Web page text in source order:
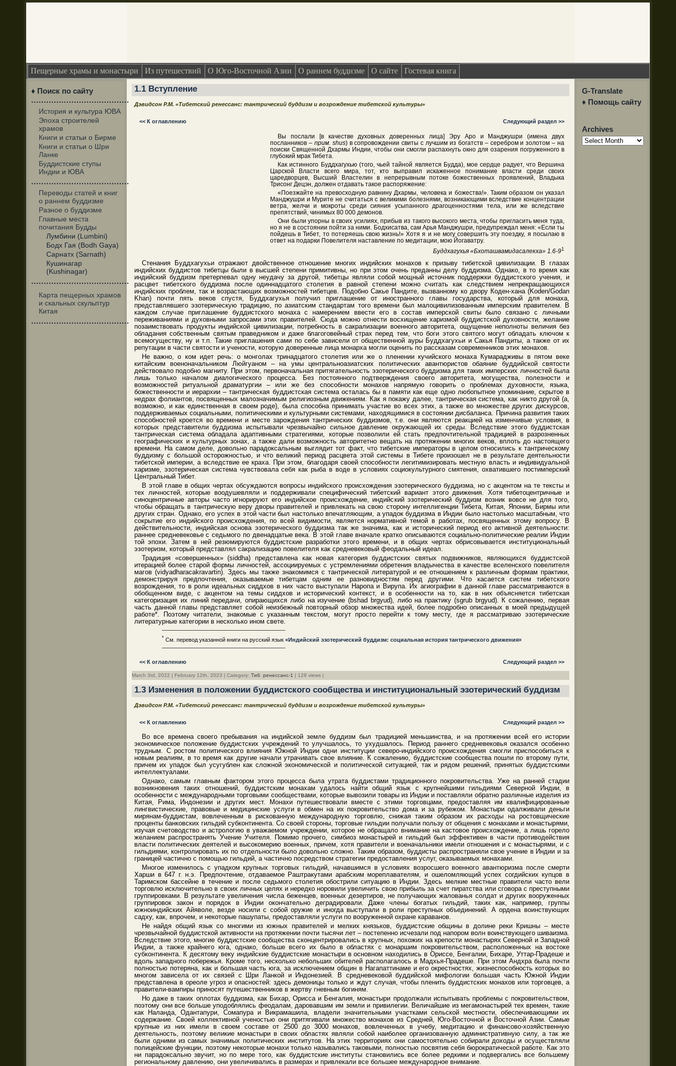
Пещерные храмы и монастыри Из путешествий О Юго-Восточной Азии О раннем буддизме О сайте Гостевая книга
♦ Поиск по сайту
·······································
История и культура ЮВА
Эпоха строителей
храмов
Книги и статьи о Бирме
Книги и статьи о Шри
Ланке
Буддистские ступы
Индии и ЮВА
·······································
Переводы статей и книг
о раннем буддизме
Разное о буддизме
Главные места
почитания Будды
Лумбини (Lumbini)
Бодх Гая (Bodh Gaya)
Сарнатх (Sarnath)
Кушинагар
(Kushinagar)
·······································
Карта пещерных храмов
и скальных скульптур
Китая
·······································
1.1 Вступление
Дэвидсон Р.М. «Тибетский ренессанс: тантрический буддизм и возрождение тибетской культуры»
<< К оглавлению Следующий раздел >>
Вы послали [в качестве духовных доверенных лица] Эру Аро и Манджушри (имена двух
посланников – прим. shus) в сопровождении свиты с лучшим из богатств – серебром и золотом – на
поиски Священной Дхармы Индии, чтобы они смогли распахнуть окно для озарения погруженного в
глубокий мрак Тибета.
Как истинного Буддхагухью (того, чьей тайной является Будда), мое сердце радует, что Вершина
Царской Власти всего мира, тот, кто выправил искаженное понимание власти среди своих
царедворцев, Высший Властелин в непрерывным потоке божественных проявлений, Владыка
Трисонг Децэн, должен отдавать такое распоряжение:
«Поезжайте на превосходную равнину Дхармы, человека и божества!». Таким образом он указал
Манджушри и Мурите не считаться с великими болезнями, возникающими вследствие концентрации
ветра, желчи и мокроты среди сияния усыпанного драгоценностями тела, или же вследствие
препятствий, чинимых 80 000 демонов.
Они были упорны в своих усилиях, прибыв из такого высокого места, чтобы пригласить меня туда,
но я не в состоянии пойти за ними. Бодхисатва, сам Арья Манджушри, предупреждал меня: «Если ты
пойдешь в Тибет, то потеряешь свою жизнь!» Хотя я и не могу совершить эту поездку, я посылаю в
ответ на подарки Повелителя наставление по медитации, мою Йогаватру.
Буддхагухья «Бхоташвамидасалекха» 1.6-91
Стенания Буддхагухьи отражают двойственное отношение многих индийских монахов к призыву тибетской цивилизации. В глазах
индийских буддистов тибетцы были в высшей степени примитивны, но при этом очень преданны делу буддизма. Однако, в то время как
индийский буддизм претерпевал одну неудачу за другой, тибетцы являли собой мощный источник поддержки буддистского учения, и
расцвет тибетского буддизма после одиннадцатого столетия в равной степени можно считать как следствием непрекращающихся
индийских проблем, так и возрастающих возможностей тибетцев. Подобно Сакье Пандите, вызванному ко двору Коден-хана (Koden/Godan
Khan) почти пять веков спустя, Буддхагухья получил приглашение от иностранного главы государства, который для монаха,
представлявшего эзотерическую традицию, по азиатским стандартам того времени был малоцивилизованным имперским правителем. В
каждом случае приглашение буддистского монаха с намерением ввести его в состав имперской свиты было связано с личными
переживаниями и духовными запросами этих правителей. Сюда можно отнести восхищение харизмой буддистской духовности, желание
позаимствовать продукты индийской цивилизации, потребность в сакрализации военного авторитета, ощущение неполноты величия без
обладания собственным святым праведником и даже благоговейный страх перед тем, что боги этого святого могут обладать ключом к
всемогуществу, ну и т.п. Такие приглашения сами по себе зависели от общественной ауры Буддхагухьи и Сакья Пандиты, а также от их
репутации в части святости и учености, которую доверенные лица монарха могли оценить по рассказам современников этих монахов.
Не важно, о ком идет речь: о монголах тринадцатого столетия или же о пленении кучийского монаха Кумарадживы в пятом веке
китайским военоначальником Люйгуаном – на умы центральноазиатских политических авантюристов обаяние буддийской святости
действовало подобно магниту. При этом, первоначальная притягательность эзотерического буддизма для таких имперских личностей была
лишь только началом диалогического процесса. Без постоянного подтверждения своего авторитета, могущества, полезности и
возможностей ритуальной драматургии – или же без способности монахов напрямую говорить о проблемах духовности, языка,
божественности и иерархии – тантрическая буддистская система осталась бы в памяти как еще одно любопытное упоминание, скрытое в
недрах фолиантов, посвященных малозначимым религиозным движениям. Как я покажу далее, тантрическая система, как никто другой (а,
возможно, и как единственная в своем роде), была способна принимать участие во всех этих, а также во множестве других дискурсов,
поддерживаемых социальными, политическими и культурными системами, находящимися в состоянии дисбаланса. Причина развития таких
способностей кроется во времени и месте зарождения тантрических буддизмов, т.е. они являются реакцией на изменчивые условия, в
которых представители буддизма испытывали чрезвычайно сильное давление окружающей их среды. Вследствие этого буддистская
тантрическая система обладала адаптивными стратегиями, которые позволили ей стать предпочтительной традицией в разрозненных
географических и культурных зонах, а также дали возможность авторитетно вещать на протяжении многих веков, вплоть до настоящего
времени. На самом деле, довольно парадоксальным выглядит тот факт, что тибетские императоры в целом относились к тантрическому
буддизму с большой осторожностью, и что великий период расцвета этой системы в Тибете произошел не в результате деятельности
тибетской империи, а вследствие ее краха. При этом, благодаря своей способности легитимизировать местную власть и индивидуальной
харизме, эзотерическая система чувствовала себя как рыба в воде в условиях социокультурного смятения, охватившего постимперский
Центральный Тибет.
В этой главе в общих чертах обсуждаются вопросы индийского происхождения эзотерического буддизма, но с акцентом на те тексты и
тех личностей, которые воодушевляли и поддерживали специфический тибетский вариант этого движения. Хотя тибетоцентричные и
синоцентричные авторы часто игнорируют его индийское происхождение, индийский эзотерический буддизм возник вовсе не для того,
чтобы обращать в тантрическую веру дворы правителей и привлекать на свою сторону интеллигенции Тибета, Китая, Японии, Бирмы или
других стран. Однако, его успех в этой части был настолько впечатляющим, а упадок буддизма в Индии было настолько масштабным, что
сокрытие его индийского происхождения, по всей видимости, является нормативной темой в работах, посвященных этому вопросу. В
действительности, индийская основа эзотерического буддизма так же значима, как и исторический период его активной деятельности:
раннее средневековье с седьмого по двенадцатые века. В этой главе вначале кратко описываются социально-политические реалии Индии
той эпохи. Затем в ней резюмируются буддистские разработки этого времени, и в общих чертах обрисовывается институциональный
эзотеризм, который представлял сакрализацию повелителя как средневековый феодальный идеал.
Традиция «совершенных» (siddha) представлена как новая категория буддистских святых подвижников, являющихся буддистской
итерацией более старой формы личностей, ассоциируемых с устремлениями обретения владычества в качестве вселенского повелителя
магов (vidyadharacakravartin). Здесь мы также знакомимся с тантрической литературой и ее отношением к различным формам практики,
демонстрируя предпочтения, оказываемые тибетцам одним ее разновидностям перед другими. Что касается систем тибетского
возрождения, то в роли идеальных сиддхов в них часто выступали Наропа и Вирупа. Их агиографии в данной главе рассматриваются в
обобщенном виде, с акцентом на темы сиддхов и исторический контекст, и в особенности на то, как в них объясняется тибетская
категоризация их линий передачи, опирающихся либо на изучение (bshad brgyud), либо на практику (sgrub brgyud). К сожалению, первая
часть данной главы представляет собой неизбежный повторный обзор множества идей, более подробно описанных в моей предыдущей
работе*. Поэтому читатели, знакомые с указанным текстом, могут просто перейти к тому месту, где я рассматриваю эзотерические
литературные категории в несколько ином свете.
——————————————————————-
* См. перевод указанной книги на русский язык «Индийский эзотерический буддизм: социальная история тантрического движения»
——————————————————————-
<< К оглавлению Следующий раздел >>
March 3rd, 2022 | February 12th, 2023 | Category: Тиб. ренессанс-1 | 128 views |
1.3 Изменения в положении буддистского сообщества и институциональный эзотерический буддизм
Дэвидсон Р.М. «Тибетский ренессанс: тантрический буддизм и возрождение тибетской культуры»
<< К оглавлению Следующий раздел >>
Во все времена своего пребывания на индийской земле буддизм был традицией меньшинства, и на протяжении всей его истории
экономическое положение буддистских учреждений то улучшалось, то ухудшалось. Период раннего средневековья оказался особенно
трудным. С ростом политического влияния Южной Индии одни институции северо-индийского происхождения смогли приспособиться к
новым реалиям, в то время как другие начали утрачивать свое влияние. К сожалению, буддистские сообщества пошли по второму пути,
причем их упадок был усугублен как сложной экономической и политической ситуацией, так и рядом решений, принятых буддистскими
интеллектуалами.
Однако, самым главным фактором этого процесса была утрата буддистами традиционного покровительства. Уже на ранней стадии
возникновения таких отношений, буддистским монахам удалось найти общий язык с крупнейшими гильдиями Северной Индии, в
особенности с международными торговыми сообществами, которые вывозили товары из Индии и поставляли обратно различные изделия из
Китая, Рима, Индонезии и других мест. Монахи путешествовали вместе с этими торговцами, предоставляя им квалифицированные
лингвистические, правовые и медицинские услуги в обмен на их покровительство дома и за рубежом. Монастыри одалживали деньги
мирянам-буддистам, вовлеченным в рискованную международную торговлю, снижая таким образом их расходы на ростовщические
проценты банковских гильдий субконтинента. Со своей стороны, торговые гильдии получали пользу от общения с монахами и монастырями,
изучая счетоводство и астрологию в уважаемом учреждении, которое не обращало внимание на кастовое происхождение, а лишь горело
желанием распространять Учение Учителя. Помимо прочего, симбиоз монастырей и гильдий был эффективен в части противодействия
власти политических деятелей и высокомерию военных, причем, хотя правители и военачальники имели отношения и с монастырями, и с
гильдиями, контролировать их по отдельности было довольно сложно. Таким образом, буддисты распространяли свое учение в Индии и за
границей частично с помощью гильдий, а частично посредством стратегии предоставления услуг, оказываемых монахами.
Многое изменилось с упадком крупных торговых гильдий, начавшимся в условиях возросшего военного авантюризма после смерти
Харши в 647 г. н.э. Предпочтение, отдаваемое Раштракутами арабским мореплавателям, и ошеломляющий успех согдийских купцов в
Таримском бассейне в течение и после седьмого столетия обострили ситуацию в Индии. Здесь мелкие местные правители часто вели
торговлю исключительно в своих личных целях и нередко норовили увеличить свою прибыль за счет пиратства или сговора с преступными
группировками. В результате увеличения числа беженцев, военных дезертиров, не получающих жалованья солдат и других вооруженных
группировок закон и порядок в Индии окончательно деградировали. Даже члены богатых гильдий, таких как, например, группы
южноиндийских Айяволе, везде носили с собой оружие и иногда выступали в роли преступных объединений. А ордена воинствующих
садху, как, впрочем, и некоторые пашупаты, предоставляли услуги по вооруженной охране караванов.
Не найдя общий язык со многими из южных правителей и мелких князьков, буддистские общины в долине реки Кришны – месте
чрезвычайной буддистской активности на протяжении почти тысячи лет – постепенно исчезали под напором волн воинствующего шиваизма.
Вследствие этого, многие буддистские сообщества сконцентрировались в крупных, похожих на крепости монастырях Северной и Западной
Индии, а также крайнего юга, однако, больше всего их было в областях с монаршим покровительством, расположенных на востоке
субконтинента. К десятому веку индийские буддистские монастыри в основном находились в Ориссе, Бенгалии, Бихаре, Уттар-Прадеше и
вдоль западного побережья. Кроме того, несколько небольших обителей располагалось в Мадхья-Прадеше. При этом Андхра была почти
полностью потеряна, как и большая часть юга, за исключением общин в Нагапаттинаме и его окрестностях, жизнеспособность которых во
многом зависела от их связей с Шри Ланкой и Индонезией. В средневековой буддийской мифологии большая часть Южной Индии
представлена в ореоле угроз и опасностей: здесь демоницы только и ждут случая, чтобы пленить буддистских монахов или торговцев, а
правители-вампиры приносят путешественников в жертву гневным богиням.
Но даже в таких оплотах буддизма, как Бихар, Орисса и Бенгалия, монастыри продолжали испытывать проблемы с покровительством,
поэтому они все больше уподоблялись феодалам, даровавшим им земли и привилегии. Величайшие из мегамонастырей тех времен, такие
как Наланда, Одантапури, Сомапура и Викрамашила, владели значительными участками сельской местности, обеспечивающими их
содержание. Своей коллективной ученостью они притягивали множество монахов из Средней, Юго-Восточной и Восточной Азии. Самые
крупные из них имели в своем составе от 2500 до 3000 монахов, вовлеченных в учебу, медитацию и финансово-хозяйственную
деятельность, поэтому великие монастыри в своих областях являли собой наиболее организованную административную силу, а так же
были одними из самых значимых политических институтов. На этих территориях они самостоятельно собирали доходы и осуществляли
полицейские функции, поэтому некоторые монахи только назывались таковыми, полностью посвятив себя бюрократической работе. Как это
ни парадоксально звучит, но по мере того, как буддистские институты становились все более редкими и подвергались все большему
региональному давлению, они увеличивались в размерах и привлекали все большее международное внимание.
G-Translate
♦ Помощь сайту
Archives
Archives